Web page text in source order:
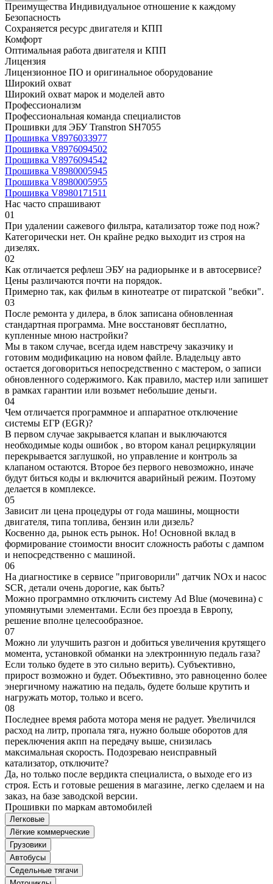
Преимущества Индивидуальное отношение к каждому
Безопасность
Сохраняется ресурс двигателя и КПП
Комфорт
Оптимальная работа двигателя и КПП
Лицензия
Лицензионное ПО и оригинальное оборудование
Широкий охват
Широкий охват марок и моделей авто
Профессионализм
Профессиональная команда специалистов
Прошивки для ЭБУ Transtron SH7055
Прошивка V8976033977
Прошивка V8976094502
Прошивка V8976094542
Прошивка V8980005945
Прошивка V8980005955
Прошивка V8980171511
Нас часто спрашивают
01
При удалении сажевого фильтра, катализатор тоже под нож?
Категорически нет. Он крайне редко выходит из строя на
дизелях.
02
Как отличается рефлеш ЭБУ на радиорынке и в автосервисе?
Цены различаются почти на порядок.
Примерно так, как фильм в кинотеатре от пиратской "вебки".
03
После ремонта у дилера, в блок записана обновленная
стандартная программа. Мне восстановят бесплатно,
купленные мною настройки?
Мы в таком случае, всегда идем навстречу заказчику и
готовим модификацию на новом файле. Владельцу авто
остается договориться непосредственно с мастером, о записи
обновленного содержимого. Как правило, мастер или запишет
в рамках гарантии или возьмет небольшие деньги.
04
Чем отличается программное и аппаратное отключение
системы ЕГР (EGR)?
В первом случае закрывается клапан и выключаются
необходимые коды ошибок , во втором канал рециркуляции
перекрывается заглушкой, но управление и контроль за
клапаном остаются. Второе без первого невозможно, иначе
будут биться коды и включится аварийный режим. Поэтому
делается в комплексе.
05
Зависит ли цена процедуры от года машины, мощности
двигателя, типа топлива, бензин или дизель?
Косвенно да, рынок есть рынок. Но! Основной вклад в
формирование стоимости вносит сложность работы с дампом
и непосредственно с машиной.
06
На диагностике в сервисе "приговорили" датчик NOx и насос
SCR, детали очень дорогие, как быть?
Можно программно отключить систему Ad Blue (мочевина) с
упомянутыми элементами. Если без проезда в Европу,
решение вполне целесообразное.
07
Можно ли улучшить разгон и добиться увеличения крутящего
момента, установкой обманки на электроннную педаль газа?
Если только будете в это сильно верить). Субъективно,
прирост возможно и будет. Объективно, это равноценно более
энергичному нажатию на педаль, будете больше крутить и
нагружать мотор, только и всего.
08
Последнее время работа мотора меня не радует. Увеличился
расход на литр, пропала тяга, нужно больше оборотов для
переключения акпп на передачу выше, снизилась
максимальная скорость. Подозреваю неисправный
катализатор, отключите?
Да, но только после вердикта специалиста, о выходе его из
строя. Есть и готовые решения в магазине, легко сделаем и на
заказ, на базе заводской версии.
Прошивки по маркам автомобилей
Легковые
Лёгкие коммерческие
Грузовики
Автобусы
Седельные тягачи